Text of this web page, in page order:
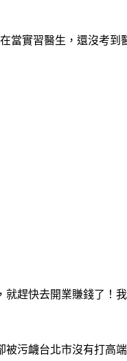
實習醫生，還沒考到
趕快去開業賺錢了！
污衊台北市沒有打高